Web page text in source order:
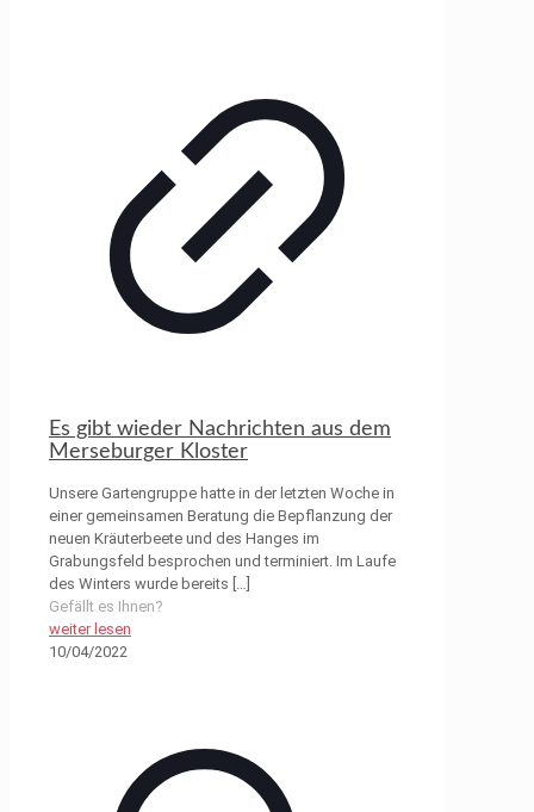
Es gibt wieder Nachrichten aus dem
Merseburger Kloster
Unsere Gartengruppe hatte in der letzten Woche in
einer gemeinsamen Beratung die Bepflanzung der
neuen Kräuterbeete und des Hanges im
Grabungsfeld besprochen und terminiert. Im Laufe
des Winters wurde bereits […]
Gefällt es Ihnen?
weiter lesen
10/04/2022